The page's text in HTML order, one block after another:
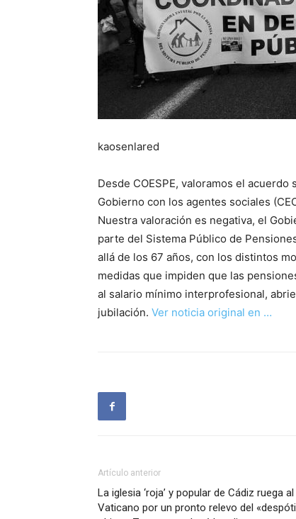
kaosenlared
Desde COESPE, valoramos el
Gobierno con los agentes sociales
Nuestra valoración es negativa, el
parte del Sistema Público de
allá de los 67 años, con los distintos
medidas que impiden que las
al salario mínimo interprofesional,
jubilación. Ver noticia original en …
Artículo anterior
La iglesia ‘roja’ y popular de Cádiz ruega al
Vaticano por un pronto relevo del